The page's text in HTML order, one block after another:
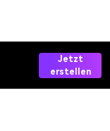
Jetzt
erstellen